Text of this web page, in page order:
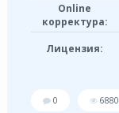
Online
корректура:
Лицензия:
0 6880